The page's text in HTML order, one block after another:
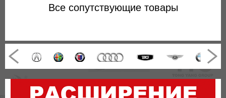
Все сопутствующие товары